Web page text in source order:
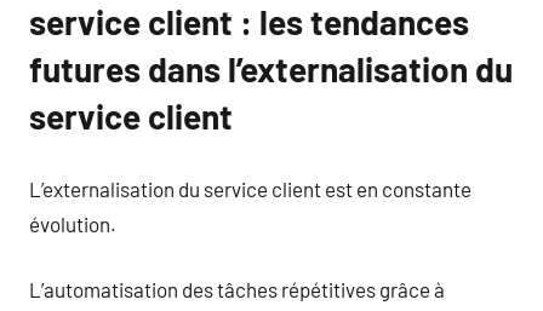
service client : les tendances
futures dans l’externalisation du
service client
L’externalisation du service client est en constante
évolution.
L’automatisation des tâches répétitives grâce à